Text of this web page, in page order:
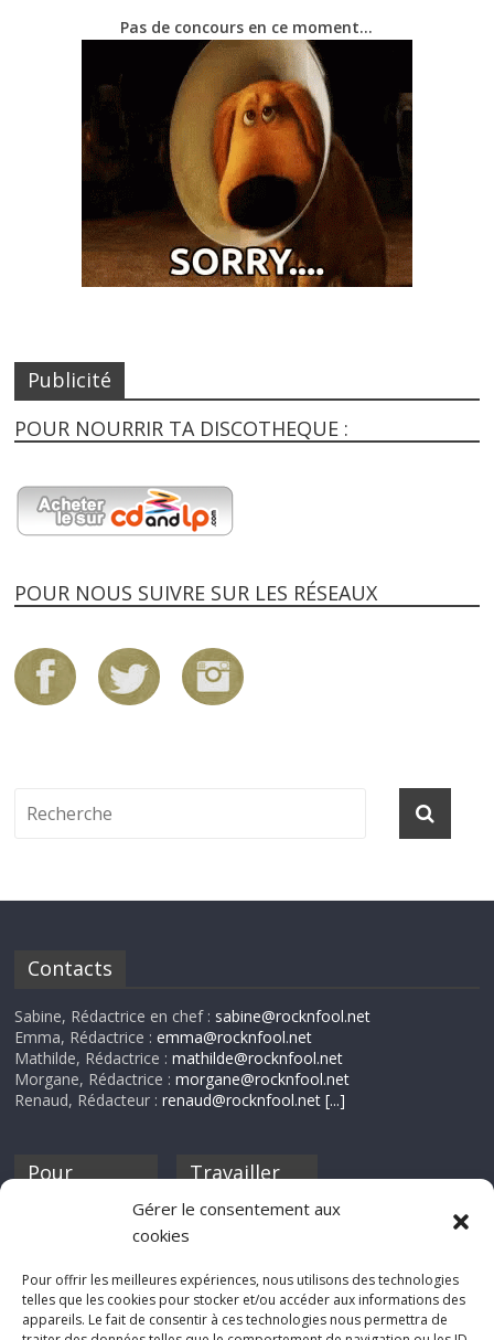
Gérer le consentement aux
cookies
Pour offrir les meilleures expériences, nous utilisons des technologies
telles que les cookies pour stocker et/ou accéder aux informations des
appareils. Le fait de consentir à ces technologies nous permettra de
Pas de concours en ce moment…
Publicité
POUR NOURRIR TA DISCOTHEQUE :
POUR NOUS SUIVRE SUR LES RÉSEAUX
Contacts
Sabine, Rédactrice en chef : sabine@rocknfool.net
Emma, Rédactrice :emma@rocknfool.net
Mathilde, Rédactrice :mathilde@rocknfool.net
Morgane, Rédactrice :morgane@rocknfool.net
Renaud, Rédacteur :renaud@rocknfool.net [...]
Pour
discothèque
Travailler
Si tu souhaites
Rocknfool, n'hésite
pas à nous envoyer
tes chroniques de